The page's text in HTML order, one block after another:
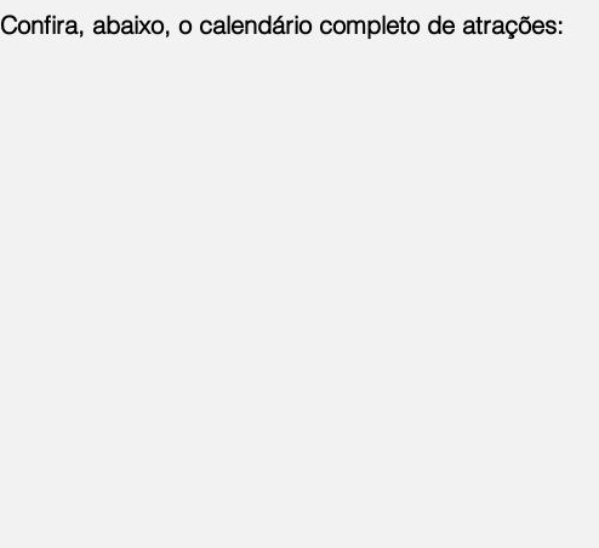
Confira, abaixo, o calendário completo de atrações: